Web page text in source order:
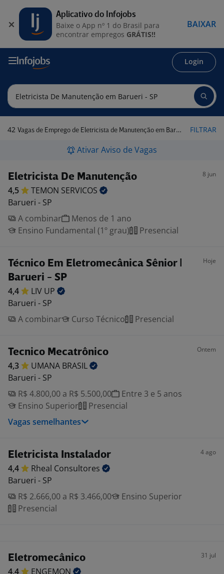
Login
42 Vagas de Emprego de Eletricista de Manutenção em Barueri - SP FILTRAR
Ativar Aviso de Vagas
Eletricista De Manutenção 8 jun
4,5 TEMON SERVICOS
Barueri - SP
A combinar
Menos de 1 ano
Ensino Fundamental (1º grau)
Presencial
Técnico Em Eletromecânica Sênior |
Barueri - SP
Hoje
4,4 LIV UP
Barueri - SP
A combinar
Curso Técnico Presencial
Tecnico Mecatrônico Ontem
4,3 UMANA BRASIL
Barueri - SP
R$ 4.800,00 a R$ 5.500,00
Entre 3 e 5 anos
Ensino Superior
Presencial
Vagas semelhantes
Eletricista Instalador 4 ago
4,4 Rheal Consultores
Barueri - SP
R$ 2.666,00 a R$ 3.466,00
Ensino Superior
Presencial
Eletromecânico 31 jul
4,4
ENGEMON
Aplicativo do Infojobs
Baixe o App nº 1 do Brasil para
encontrar empregos GRÁTIS!!
BAIXAR